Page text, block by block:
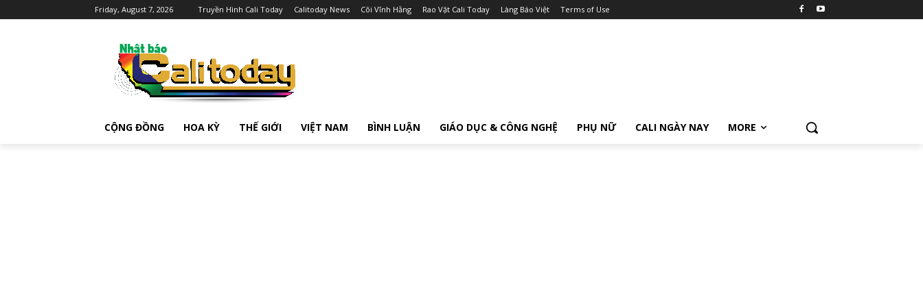
Friday, August 7, 2026 Truyền Hình Cali Today Calitoday News Cõi Vĩnh Hằng Rao Vặt Cali Today Làng Báo Việt Terms of Use
CỘNG ĐỒNG HOA KỲ THẾ GIỚI VIỆT NAM BÌNH LUẬN GIÁO DỤC & CÔNG NGHỆ PHỤ NỮ CALI NGÀY NAY MORE